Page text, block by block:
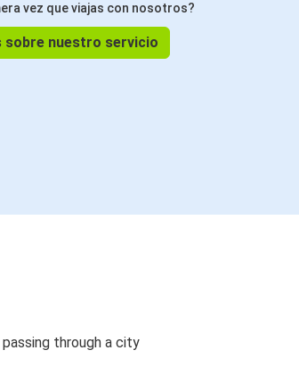
vez que viajas con nosotros?
sobre nuestro servicio